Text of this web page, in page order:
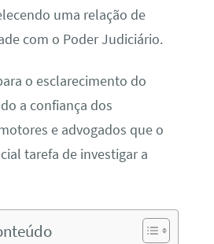
uma relação de
com o Poder Judiciário.
o esclarecimento do
a confiança dos
e advogados que o
tarefa de investigar a